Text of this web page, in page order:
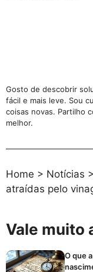
Gosto de descobrir
fácil e mais leve. Sou
coisas novas. Partilho
melhor.
Home > Notícias >
atraídas pelo
Vale muito
O que